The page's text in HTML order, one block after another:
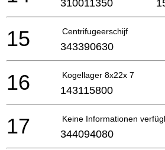
310011350
Centrifugeerschijf
15 343390630
Kogellager 8x22x 7
16 143115800
Keine Informationen
17 344094080